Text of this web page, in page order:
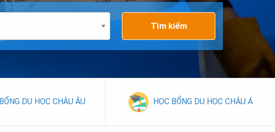
Tìm kiếm
DU HỌC CHÂU ÂU HỌC BỔNG DU HỌC CHÂU Á